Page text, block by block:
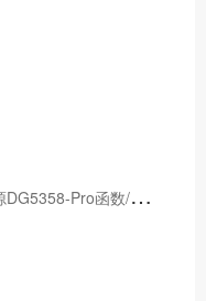
普
源DG5358-Pro函数/任意波形发生器